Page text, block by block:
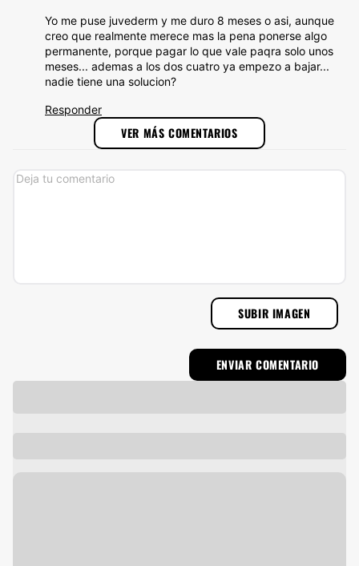
Yo me puse juvederm y me duro 8 meses o asi, aunque
creo que realmente merece mas la pena ponerse algo
permanente, porque pagar lo que vale paqra solo unos
meses... ademas a los dos cuatro ya empezo a bajar...
nadie tiene una solucion?
Responder
VER MÁS COMENTARIOS
SUBIR IMAGEN